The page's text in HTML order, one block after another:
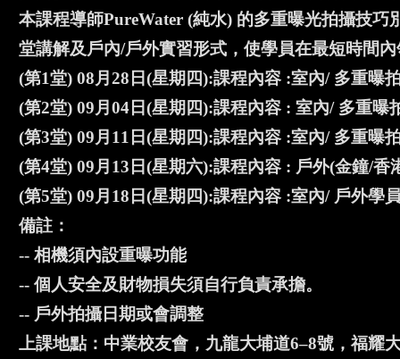
本課程導師PureWater (純水) 的多重曝光拍攝技
堂講解及戶內/戶外實習形式，使學員在最短時間
(第1堂) 08月28日(星期四):課程內容 :室內/ 多重曝
(第2堂) 09月04日(星期四):課程內容 : 室內/ 多重曝
(第3堂) 09月11日(星期四):課程內容 :室內/ 多重曝
(第4堂) 09月13日(星期六):課程內容 : 戶外(金鐘/
(第5堂) 09月18日(星期四):課程內容 :室內/ 戶外學
備註：
-- 相機須內設重曝功能
-- 個人安全及財物損失須自行負責承擔。
-- 戶外拍攝日期或會調整
上課地點：中業校友會，九龍大埔道6–8號，福耀